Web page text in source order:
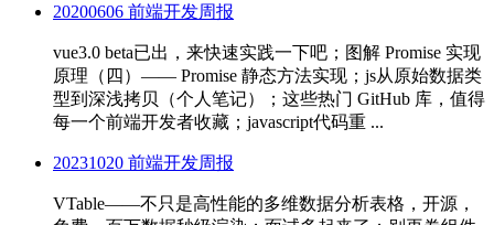
20200606 前端开发周报
vue3.0 beta已出，来快速实践一下吧；图解 Promise 实现
原理（四）—— Promise 静态方法实现；js从原始数据类
型到深浅拷贝（个人笔记）；这些热门 GitHub 库，值得
每一个前端开发者收藏；javascript代码重 ...
20231020 前端开发周报
VTable——不只是高性能的多维数据分析表格，开源，